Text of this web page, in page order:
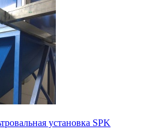
установка SPK